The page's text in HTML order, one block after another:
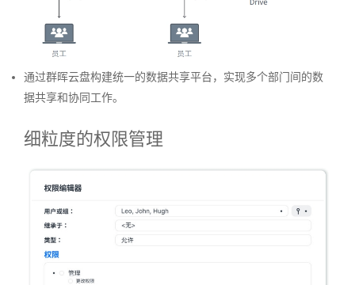
通过群晖云盘构建统一的数据共享平台，实现多个部门间的数
据共享和协同工作。
细粒度的权限管理